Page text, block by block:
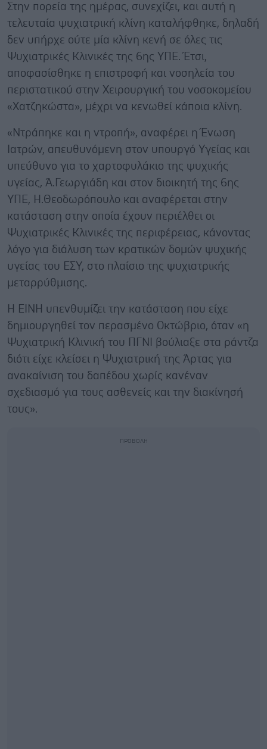
Στην πορεία της ημέρας, συνεχίζει, και αυτή η
τελευταία ψυχιατρική κλίνη καταλήφθηκε, δηλαδή
δεν υπήρχε ούτε μία κλίνη κενή σε όλες τις
Ψυχιατρικές Κλινικές της 6ης ΥΠΕ. Έτσι,
αποφασίσθηκε η επιστροφή και νοσηλεία του
περιστατικού στην Χειρουργική του νοσοκομείου
«Χατζηκώστα», μέχρι να κενωθεί κάποια κλίνη.
«Ντράπηκε και η ντροπή», αναφέρει η Ένωση
Ιατρών, απευθυνόμενη στον υπουργό Υγείας και
υπεύθυνο για το χαρτοφυλάκιο της ψυχικής
υγείας, Ά.Γεωργιάδη και στον διοικητή της 6ης
ΥΠΕ, Η.Θεοδωρόπουλο και αναφέρεται στην
κατάσταση στην οποία έχουν περιέλθει οι
Ψυχιατρικές Κλινικές της περιφέρειας, κάνοντας
λόγο για διάλυση των κρατικών δομών ψυχικής
υγείας του ΕΣΥ, στο πλαίσιο της ψυχιατρικής
μεταρρύθμισης.
Η ΕΙΝΗ υπενθυμίζει την κατάσταση που είχε
δημιουργηθεί τον περασμένο Οκτώβριο, όταν «η
Ψυχιατρική Κλινική του ΠΓΝΙ βούλιαξε στα ράντζα
διότι είχε κλείσει η Ψυχιατρική της Άρτας για
ανακαίνιση του δαπέδου χωρίς κανέναν
σχεδιασμό για τους ασθενείς και την διακίνησή
τους».